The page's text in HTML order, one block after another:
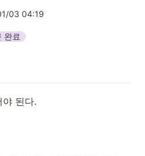
03 04:19
완료
된다.